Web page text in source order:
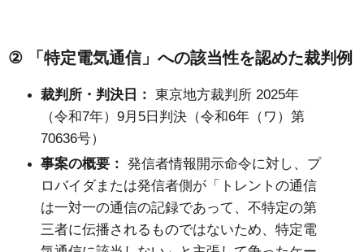
② 「特定電気通信」への該当性を認めた裁判例
裁判所・判決日： 東京地方裁判所2025年
（令和7年） 9月 5日判決（令和6年（ワ）第
70636号）
事案の概要： 発信者情報開示命令に対し、プ
ロバイダまたは発信者側が「トレントの通信
は一対一の通信の記録であって、不特定の第
三者に伝播されるものではないため、特定電